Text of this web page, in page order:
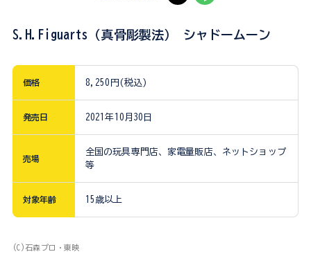
S.H.Figuarts（真骨彫製法） シャドームーン
価格 8,250円(税込)
発売日 2021年10月30日
売場
全国の玩具専門店、家電量販店、ネットショップ
等
対象年齢 15歳以上
(C)石森プロ・東映